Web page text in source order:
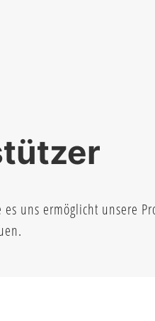
uns ermöglicht unsere